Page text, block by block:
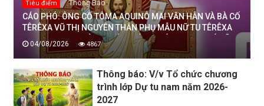
Tiêu điểm Thông Báo
CÁO PHÓ: ÔNG CỐ TÔMA AQUINÔ MAI VĂN HÂN VÀ BÀ CỐ
TÊRÊXA VŨ THỊ NGUYÊN THÂN PHỤ MẪU NỮ TU TÊRÊXA
MAI THỊ THỊNH, DÒNG MẾN THÁNH GIÁ THANH HOÁ ĐÃ
AN NGHỈ TRONG CHÚA, NGÀY 04/08/2026
04/08/2026 4867
Thông báo: V/v Tổ chức chương
trình lớp Dự tu nam năm 2026-
2027